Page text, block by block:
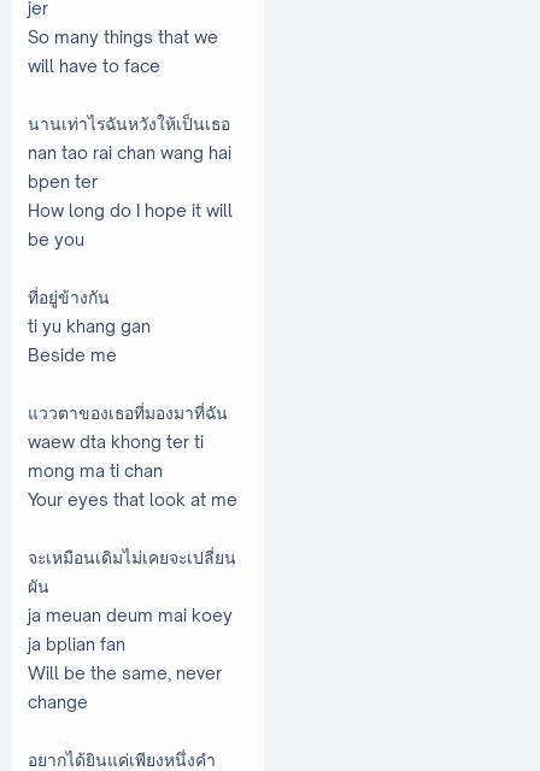
jer
So many things that we
will have to face
นานเท่าไรฉันหวังให้เป็นเธอ
nan tao rai chan wang hai
bpen ter
How long do I hope it will
be you
ที่อยู่ข้างกัน
ti yu khang gan
Beside me
แววตาของเธอที่มองมาที่ฉัน
waew dta khong ter ti
mong ma ti chan
Your eyes that look at me
จะเหมือนเดิมไม่เคยจะเปลี่ยน
ผัน
ja meuan deum mai koey
ja bplian fan
Will be the same, never
change
อยากได้ยินแค่เพียงหนึ่งคำ